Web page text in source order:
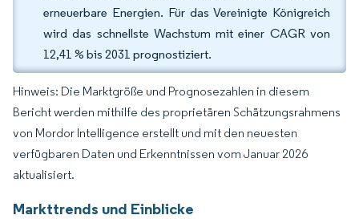
erneuerbare Energien. Für das Vereinigte Königreich
wird das schnellste Wachstum mit einer CAGR von
12,41 % bis 2031 prognostiziert.
Hinweis: Die Marktgröße und Prognosezahlen in diesem
Bericht werden mithilfe des proprietären Schätzungsrahmens
von Mordor Intelligence erstellt und mit den neuesten
verfügbaren Daten und Erkenntnissen vom Januar 2026
aktualisiert.
Markttrends und Einblicke